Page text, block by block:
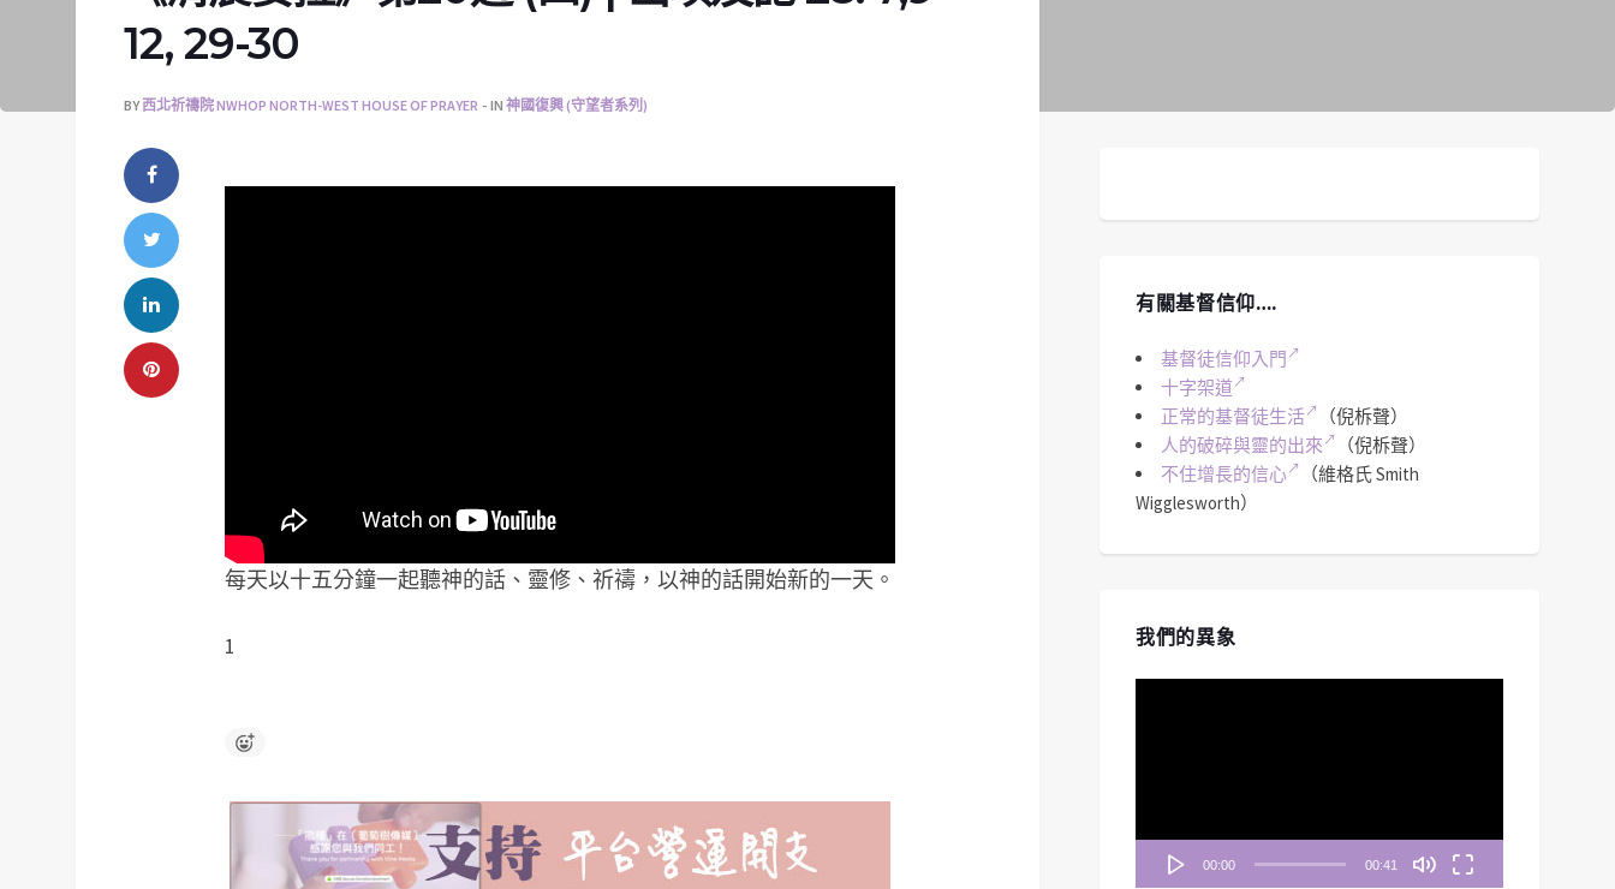
12, 29-30
BY西北祈禱院 NWHOP NORTH-WEST HOUSE OF PRAYER IN 神國復興 (守望者系列)
每天以十五分鐘一起聽神的話、靈修、祈禱，以神的話開始新的一天。
1
有關基督信仰….
基督徒信仰入門
十字架道
正常的基督徒生活
（倪柝聲）
人的破碎與靈的出來
（倪柝聲）
不住增長的信心
（維格氏 Smith
Wigglesworth）
我們的異象
00:00 00:41